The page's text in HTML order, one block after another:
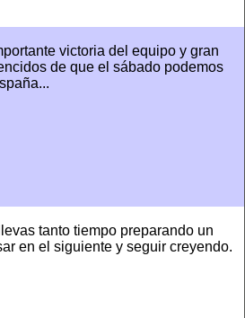
victoria del equipo y gran
de que el sábado podemos
tanto tiempo preparando un
en el siguiente y seguir creyendo.